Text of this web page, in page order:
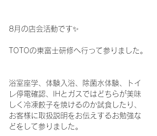
8月の店会活動です✨
TOTOの東富士研修へ行って参りました。
浴室座学、体験入浴、除菌水体験、トイ
レ停電確認、IHとガスではどちらが美味
しく冷凍餃子を焼けるのか試食したり、
お客様に取扱説明をお伝えするお勉強な
どをして参りました。